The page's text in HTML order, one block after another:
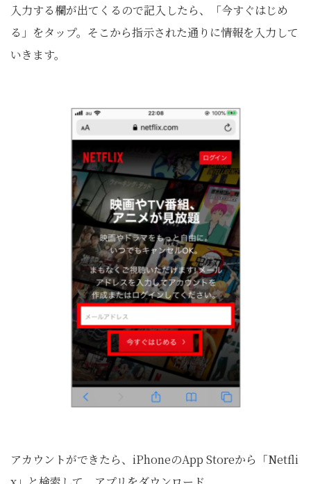
入力する欄が出てくるので記入したら、「今すぐはじめ
る」をタップ。そこから指示された通りに情報を入力して
いきます。
アカウントができたら、iPhoneのApp Storeから「Netfli